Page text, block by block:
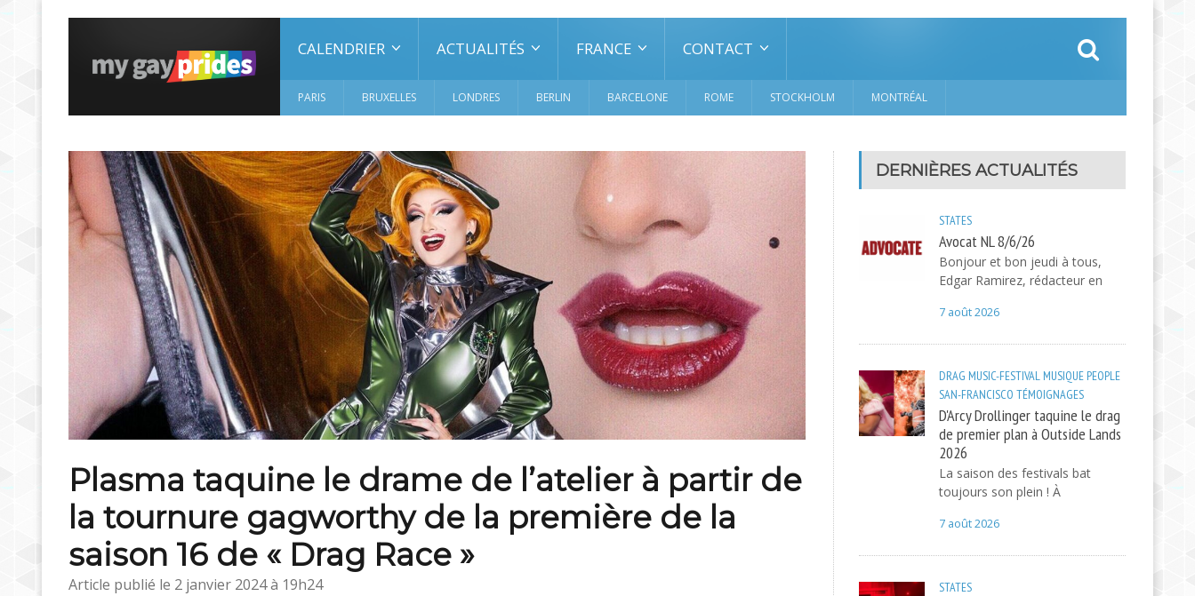
CALENDRIER ACTUALITÉS FRANCE CONTACT
PARIS BRUXELLES LONDRES BERLIN BARCELONE ROME STOCKHOLM MONTRÉAL
Plasma taquine le drame de l’atelier à partir de
la tournure gagworthy de la première de la
saison 16 de « Drag Race »
Article publié le 2 janvier 2024 à 19h24
DERNIÈRES ACTUALITÉS
STATES
Avocat NL 8/6/26
Bonjour et bon jeudi à tous,
Edgar Ramirez, rédacteur en
7 août 2026
DRAG MUSIC-FESTIVAL MUSIQUE PEOPLE
SAN-FRANCISCO TÉMOIGNAGES
D'Arcy Drollinger taquine le drag
de premier plan à Outside Lands
2026
La saison des festivals bat
toujours son plein ! À
7 août 2026
STATES